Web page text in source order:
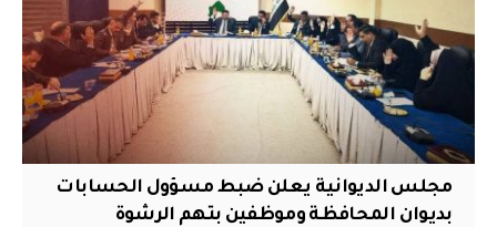
مجلس الديوانية يعلن ضبط مسؤول الحسابات
بديوان المحافظة وموظفين بتهم الرشوة